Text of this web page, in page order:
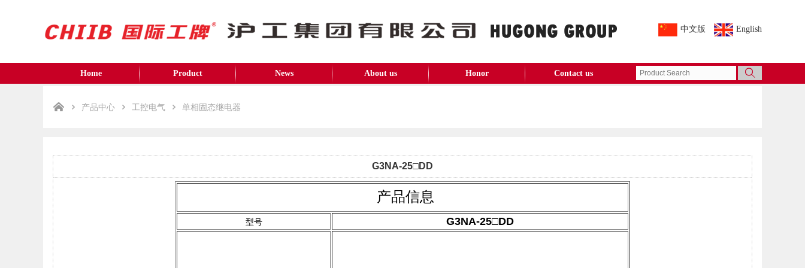
中文版 English
Home Product News About us Honor Contact us
产品中心 工控电气 单相固态继电器
G3NA-25□DD
产品信息
型号 G3NA-25□DD